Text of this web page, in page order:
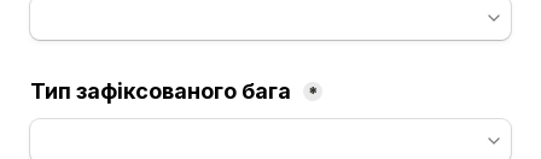
Тип зафіксованого бага *